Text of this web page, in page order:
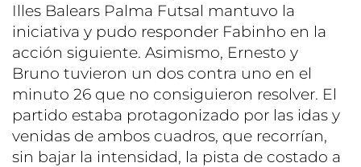
Illes Balears Palma Futsal mantuvo la
iniciativa y pudo responder Fabinho en la
acción siguiente. Asimismo, Ernesto y
Bruno tuvieron un dos contra uno en el
minuto 26 que no consiguieron resolver. El
partido estaba protagonizado por las idas y
venidas de ambos cuadros, que recorrían,
sin bajar la intensidad, la pista de costado a